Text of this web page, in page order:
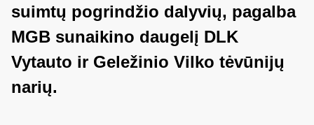
suimtų pogrindžio dalyvių, pagalba
MGB sunaikino daugelį DLK
Vytauto ir Geležinio Vilko tėvūnijų
narių.